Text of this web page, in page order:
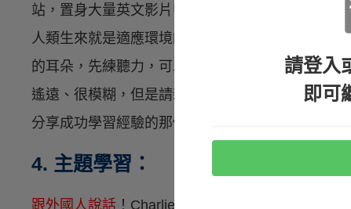
站，置身大量英文影片中，將中文字幕關掉，便如
人類生來就是適應環境的高手，讓自己長期處在這
的耳朵，先練聽力，可以很快就適應英文思考的模
遙遠、很模糊，但是請親自去體會，今天就開始
分享成功學習經驗的那個人。
4. 主題學習：
跟外國人說話 ！Charlie很多朋友的障礙在於，他們
請登入
即可